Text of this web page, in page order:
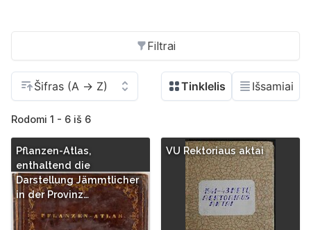
Filtrai
Rodomi 1 - 6 iš 6
Pflanzen-Atlas,
enthaltend die
Darstellung Jämmtlicher
in der Provinz…
VU Rektoriaus aktai